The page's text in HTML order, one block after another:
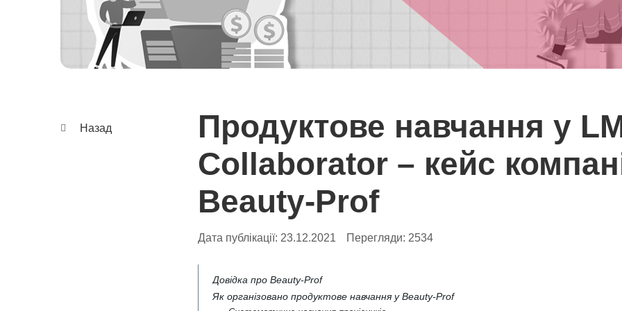
Назад
Продуктове навчання у
Collaborator – кейс
Beauty-Prof
Дата публікації: 23.12.2021 Перегляди: 2534
Довідка про Beauty-Prof
Як організовано продуктове навчання у Beauty-Prof